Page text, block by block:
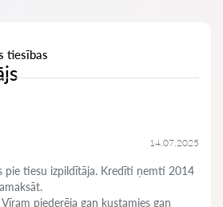
tiesības
14.07.2025
pie tiesu izpildītāja. Kredīti ņemti 2014
piederēja gan kustamies gan